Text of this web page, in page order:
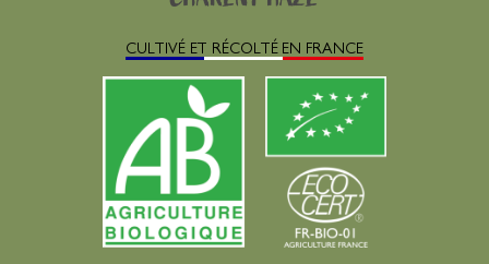
CULTIVÉ ET RÉCOLTÉ EN FRANCE